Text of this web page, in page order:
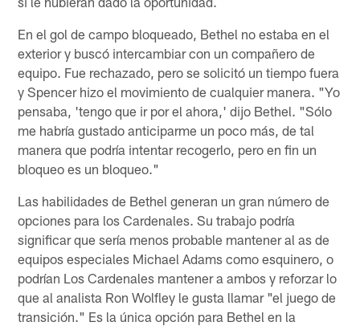
En el gol de campo bloqueado, Bethel no estaba en el
exterior y buscó intercambiar con un compañero de
equipo. Fue rechazado, pero se solicitó un tiempo fuera
y Spencer hizo el movimiento de cualquier manera. "Yo
pensaba, 'tengo que ir por el ahora,' dijo Bethel. "Sólo
me habría gustado anticiparme un poco más, de tal
manera que podría intentar recogerlo, pero en fin un
bloqueo es un bloqueo."
Las habilidades de Bethel generan un gran número de
opciones para los Cardenales. Su trabajo podría
significar que sería menos probable mantener al as de
equipos especiales Michael Adams como esquinero, o
podrían Los Cardenales mantener a ambos y reforzar lo
que al analista Ron Wolfley le gusta llamar "el juego de
transición." Es la única opción para Bethel en la